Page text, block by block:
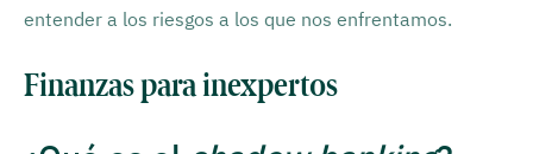
entender a los riesgos a los que nos enfrentamos.
Finanzas para inexpertos